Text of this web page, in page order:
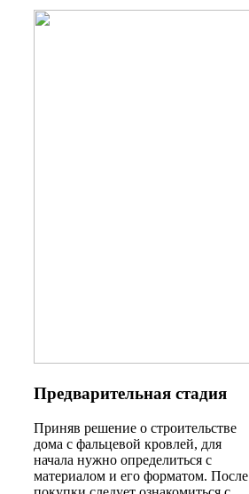
Предварительная стадия
Приняв решение о строительстве
дома с фальцевой кровлей, для
начала нужно определиться с
материалом и его форматом. После